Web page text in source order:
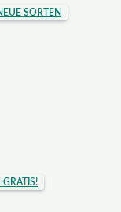
SORTEN